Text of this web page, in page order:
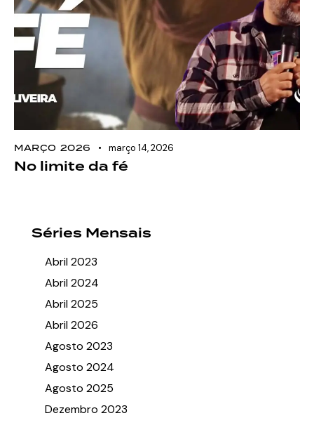
MARÇO 2026 março 14, 2026
No limite da fé
Séries Mensais
Abril 2023
Abril 2024
Abril 2025
Abril 2026
Agosto 2023
Agosto 2024
Agosto 2025
Dezembro 2023